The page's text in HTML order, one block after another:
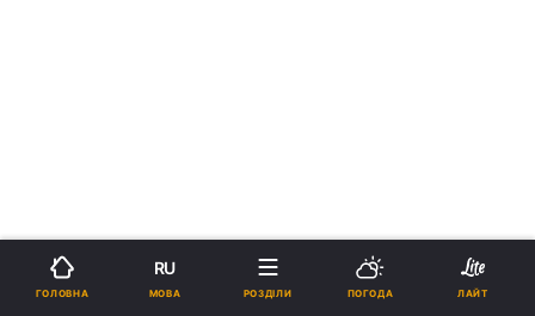
ГОЛОВНА
RU
МОВА РОЗДІЛИ ПОГОДА ЛАЙТ